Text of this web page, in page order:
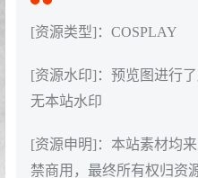
[资源类型]：COSPLAY
[资源水印]：预览图进行
无本站水印
[资源申明]：本站素材均
禁商用，最终所有权归资